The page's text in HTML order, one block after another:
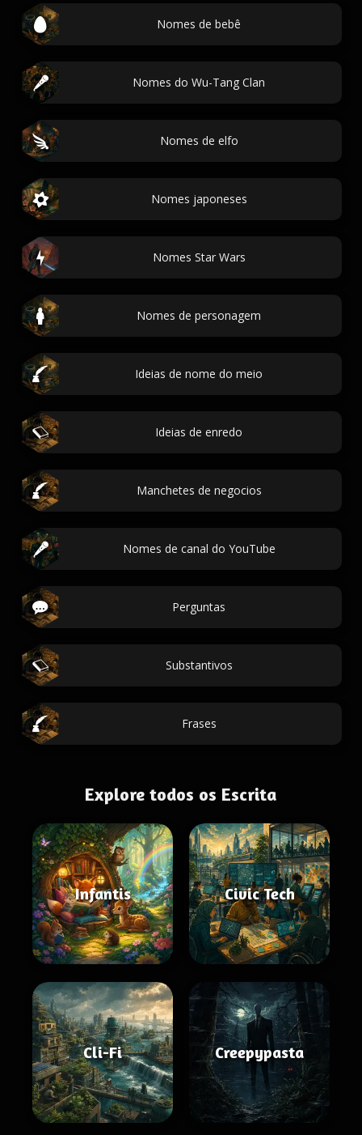
Nomes de bebê
Nomes do Wu-Tang Clan
Nomes de elfo
Nomes japoneses
Nomes Star Wars
Nomes de personagem
Ideias de nome do meio
Ideias de enredo
Manchetes de negocios
Nomes de canal do YouTube
Perguntas
Substantivos
Frases
Explore todos os Escrita
Infantis Civic Tech
Cli-Fi Creepypasta